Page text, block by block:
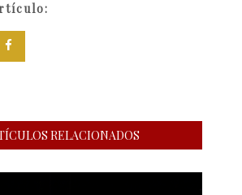
RELACIONADOS